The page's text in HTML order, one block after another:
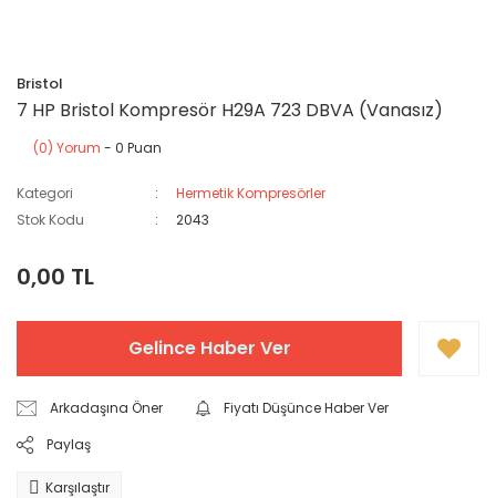
Bristol
7 HP Bristol Kompresör H29A 723 DBVA (Vanasız)
(0) Yorum - 0 Puan
Kategori
Hermetik Kompresörler
Stok Kodu
2043
0,00 TL
Gelince Haber Ver
Arkadaşına Öner
Fiyatı Düşünce Haber Ver
Paylaş
Karşılaştır